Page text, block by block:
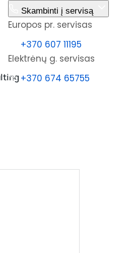
Skambinti į servisą
Europos pr. servisas
+370 607 11195
Elektrėnų g. servisas
+370 674 65755